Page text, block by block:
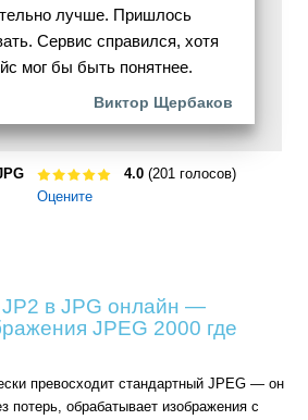
лучше. Пришлось
Сервис справился, хотя
мог бы быть понятнее.
Виктор Щербаков
4.0(201 голосов)
Оцените
JP2 в JPG онлайн —
JPEG 2000 где
превосходит стандартный JPEG — он
потерь, обрабатывает изображения с